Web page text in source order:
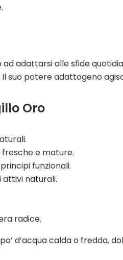
ad adattarsi alle sfide
suo potere adattogeno
Oro
fresche e mature.
funzionali.
naturali.
radice.
d’acqua calda o